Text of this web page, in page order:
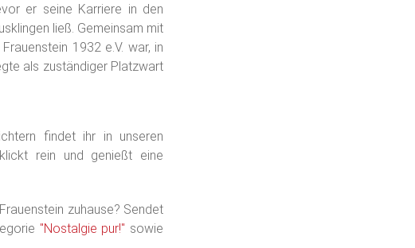
er seine Karriere in den
ließ. Gemeinsam mit
1932 e.V. war, in
als zuständiger Platzwart
findet ihr in unseren
rein und genießt eine
zuhause? Sendet
"Nostalgie pur!" sowie